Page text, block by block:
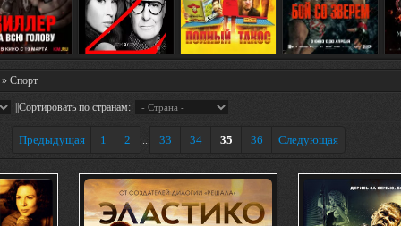
» Спорт
||Сортировать по странам:
Предыдущая 1 2 ... 33 34 35 36 Следующая